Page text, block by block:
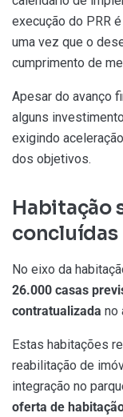
execução do PRR
uma vez que o
cumprimento de
Apesar do avanço
alguns
exigindo
dos objetivos.
Habitação
concluídas
No eixo da
26.000 casas
contratualizada no
Estas habitações
reabilitação de
integração no
oferta de